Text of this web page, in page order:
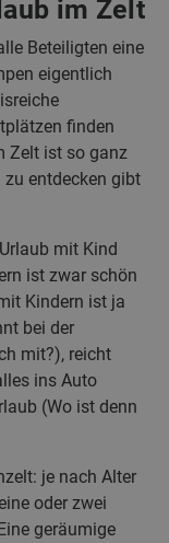
im Zelt
Beteiligten eine
eigentlich
finden
Zelt ist so ganz
entdecken gibt
mit Kind
ist zwar schön
Kindern ist ja
bei der
mit?), reicht
ins Auto
(Wo ist denn
je nach Alter
oder zwei
geräumige